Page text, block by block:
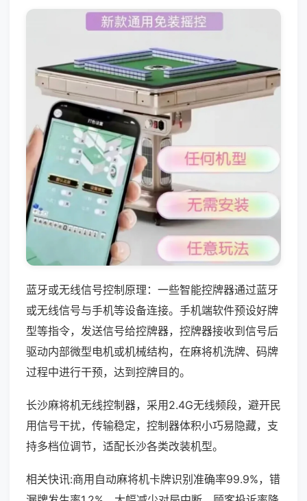
蓝牙或无线信号控制原理：一些智能控牌器通过蓝牙
或无线信号与手机等设备连接。手机端软件预设好牌
型等指令，发送信号给控牌器，控牌器接收到信号后
驱动内部微型电机或机械结构，在麻将机洗牌、码牌
过程中进行干预，达到控牌目的。
长沙麻将机无线控制器，采用2.4G无线频段，避开民
用信号干扰，传输稳定，控制器体积小巧易隐藏，支
持多档位调节，适配长沙各类改装机型。
相关快讯:商用自动麻将机卡牌识别准确率99.9%，错